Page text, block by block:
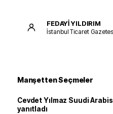
FEDAYİ YILDIRIM
İstanbul Ticaret
Manşetten Seçmeler
Cevdet Yılmaz Suudi
yanıtladı